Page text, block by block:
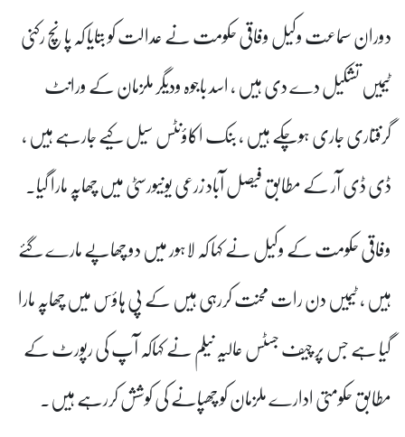
دوران سماعت وکیل وفاقی حکومت نے عدالت کو بتایا کہ پانچ رکنی
ٹیمیں تشکیل دے دی ہیں ، اسد باجوہ ودیگر ملزمان کے ورانٹ
گرفتاری جاری ہوچکے ہیں ، بنک اکاؤنٹس سیل کیے جارہے ہیں ،
ڈی ڈی آر کے مطابق فیصل آباد زرعی یونیورسٹی میں چھاپہ مارا گیا۔
وفاقی حکومت کے وکیل نے کہا کہ لاہور میں دو چھاپے مارے گئے
ہیں ، ٹیمیں دن رات محنت کررہی ہیں کے پی ہاؤس میں چھاپہ مارا
گیا ہے جس پر چیف جسٹس عالیہ نیلم نے کہاکہ آپ کی رپورٹ کے
مطابق حکومتی ادارے ملزمان کو چھپانے کی کوشش کررہے ہیں۔